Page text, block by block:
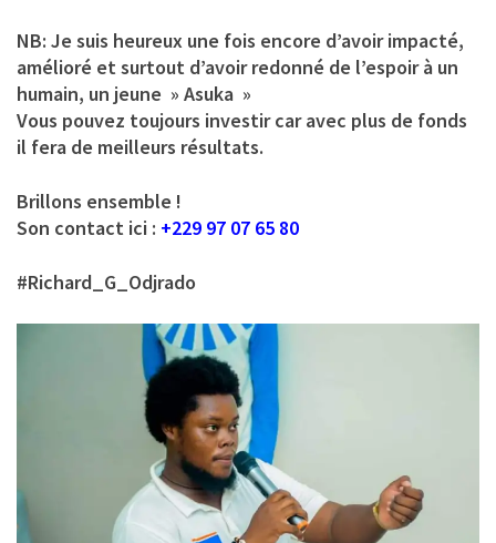
NB: Je suis heureux une fois encore d’avoir impacté,
amélioré et surtout d’avoir redonné de l’espoir à un
humain, un jeune » Asuka »
Vous pouvez toujours investir car avec plus de fonds
il fera de meilleurs résultats.
Brillons ensemble !
Son contact ici : +229 97 07 65 80
#Richard_G_Odjrado